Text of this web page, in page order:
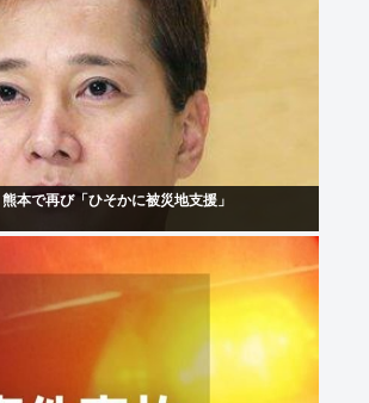
本で再び「ひそかに被災地支援」